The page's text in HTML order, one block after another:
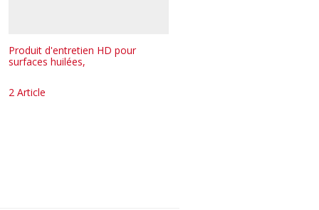
Produit d'entretien HD pour
surfaces huilées,
2 Article